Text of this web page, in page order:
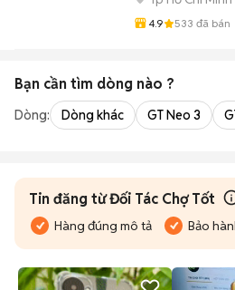
4.9 533 đã bán
Bạn cần tìm dòng nào ?
Dòng: Dòng khác GT Neo 3
Tin đăng từ Đối Tác Chợ Tốt
Hàng đúng mô tả Bảo